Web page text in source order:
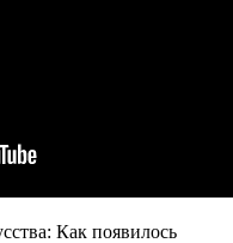
Как появилось